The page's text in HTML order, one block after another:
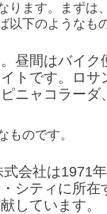
ります。まずは
以下のようなも
昼間はバイク
トです。ロサ
ニャコラーダ
ものです。
会社は1971
シティに所在
しています。